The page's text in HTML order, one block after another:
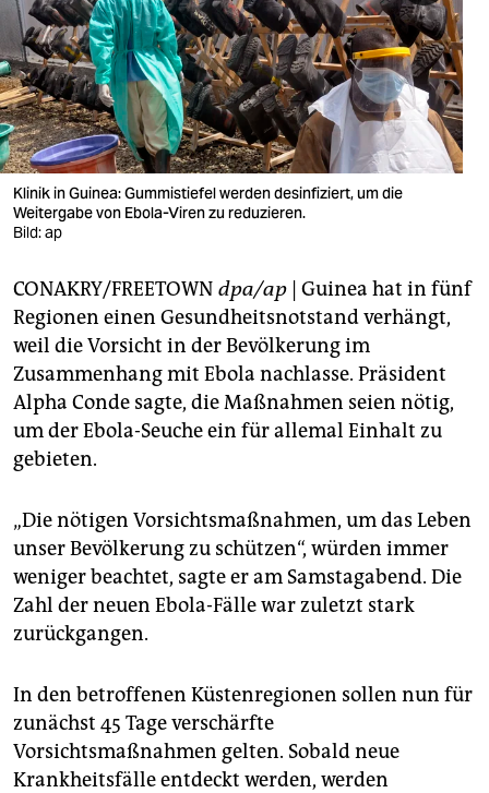
nord
wahrheit
verlag
verlag
veranstaltungen
fragen & hilfe
unterstützen
abo
genossenschaft
Klinik in Guinea: Gummistiefel werden desinfiziert, um die
Weitergabe von Ebola-Viren zu reduzieren.
Bild: ap
CONAKRY/FREETOWN dpa/ap | Guinea hat in fünf
Regionen einen Gesundheitsnotstand verhängt,
weil die Vorsicht in der Bevölkerung im
Zusammenhang mit Ebola nachlasse. Präsident
Alpha Conde sagte, die Maßnahmen seien nötig,
um der Ebola-Seuche ein für allemal Einhalt zu
gebieten.
„Die nötigen Vorsichtsmaßnahmen, um das Leben
unser Bevölkerung zu schützen“, würden immer
weniger beachtet, sagte er am Samstagabend. Die
Zahl der neuen Ebola-Fälle war zuletzt stark
zurückgangen.
In den betroffenen Küstenregionen sollen nun für
zunächst 45 Tage verschärfte
Vorsichtsmaßnahmen gelten. Sobald neue
Krankheitsfälle entdeckt werden, werden